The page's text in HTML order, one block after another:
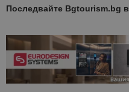
Последвайте Bgtourism.bg в